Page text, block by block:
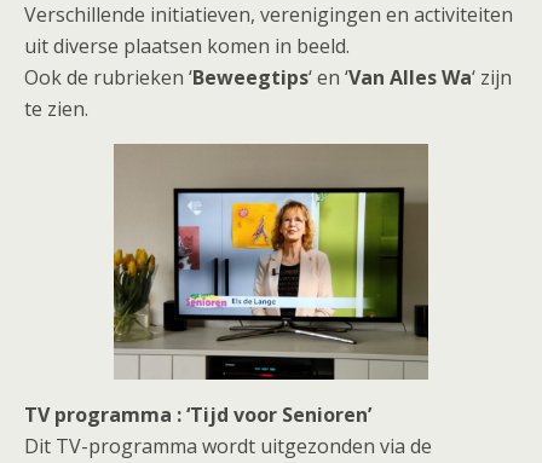
Verschillende initiatieven, verenigingen en activiteiten
uit diverse plaatsen komen in beeld.
Ook de rubrieken ‘Beweegtips‘ en ‘Van Alles Wa‘ zijn
te zien.
TV programma : ‘Tijd voor Senioren’
Dit TV-programma wordt uitgezonden via de